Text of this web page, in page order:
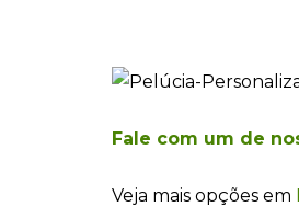
Fale com um de
Veja mais opções em